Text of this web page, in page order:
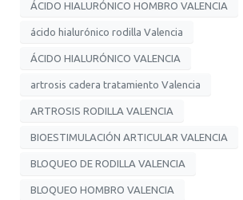
ÁCIDO HIALURÓNICO HOMBRO VALENCIA
ácido hialurónico rodilla Valencia
ÁCIDO HIALURÓNICO VALENCIA
artrosis cadera tratamiento Valencia
ARTROSIS RODILLA VALENCIA
BIOESTIMULACIÓN ARTICULAR VALENCIA
BLOQUEO DE RODILLA VALENCIA
BLOQUEO HOMBRO VALENCIA